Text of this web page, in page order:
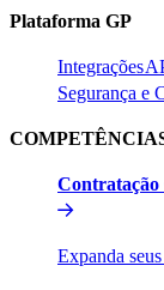
Plataforma GP​​
Integrações​​
Segurança e
Contratação
Expanda